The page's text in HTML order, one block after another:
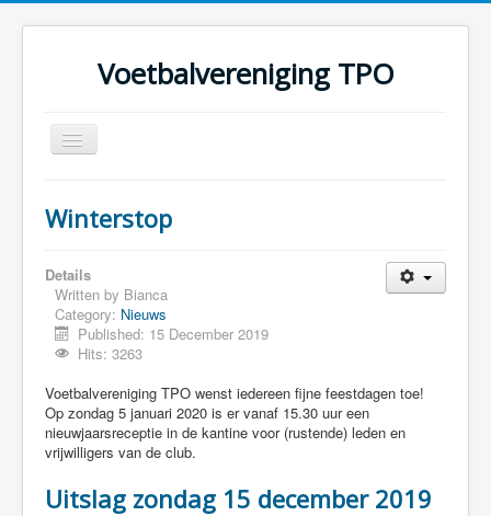
Voetbalvereniging TPO
Toggle
Navigation
Over TPO
Teams
Foto's
Sponsoring
Winterstop
Details
Written by Bianca
Category: Nieuws
Published: 15 December 2019
Hits: 3263
Voetbalvereniging TPO wenst iedereen fijne feestdagen toe!
Op zondag 5 januari 2020 is er vanaf 15.30 uur een
nieuwjaarsreceptie in de kantine voor (rustende) leden en
vrijwilligers van de club.
Uitslag zondag 15 december 2019